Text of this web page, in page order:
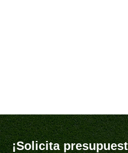
¡Solicita